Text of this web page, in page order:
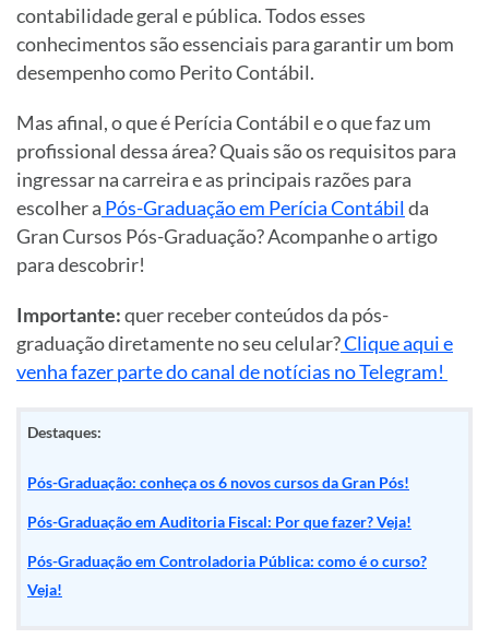
contabilidade geral e pública. Todos esses
conhecimentos são essenciais para garantir um bom
desempenho como Perito Contábil.
Mas afinal, o que é Perícia Contábil e o que faz um
profissional dessa área? Quais são os requisitos para
ingressar na carreira e as principais razões para
escolher a Pós-Graduação em Perícia Contábilda
Gran Cursos Pós-Graduação? Acompanhe o artigo
para descobrir!
Importante:quer receber conteúdos da pós-
graduação diretamente no seu celular?Clique aqui e
venha fazer parte do canal de notícias no Telegram!
Destaques:
Pós-Graduação: conheça os 6 novos cursos da Gran Pós!
Pós-Graduação em Auditoria Fiscal: Por que fazer? Veja!
Pós-Graduação em Controladoria Pública: como é o curso?
Veja!